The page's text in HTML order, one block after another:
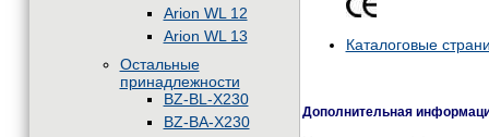
Arion WL 12
Arion WL 13
Остальные
принадлежности
BZ-BL-X230
BZ-BA-X230
Каталоговые
Дополнительная